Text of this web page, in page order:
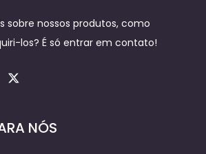
sobre nossos produtos, como
los? É só entrar em contato!
NÓS